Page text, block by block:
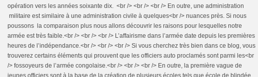
opération vers les années soixante dix. <br /> <br /> <br /> En outre, une administration
militaire est similaire à une administration civile à quelques<br /> nuances près. Si nous
poussons la comparaison plus nous allons découvrir les raisons pour lesquelles notre
armée est très faible.<br /> <br /> <br /> L’affairisme dans l’armée date depuis les premières
heures de l’indépendance.<br /> <br /> <br /> Si vous cherchez très bien dans ce blog, vous
trouverez certains éléments qui prouvent que les officiers auto proclamés sont parmi les<br
/> fossoyeurs de l’armée congolaise.<br /> <br /> <br /> En outre, la première vague de
jeunes officiers sont à la base de la création de plusieurs écoles tels que école de blindée,